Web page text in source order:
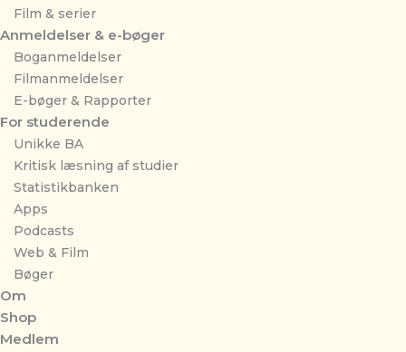
Film & serier
Anmeldelser & e-bøger
Boganmeldelser
Filmanmeldelser
E-bøger & Rapporter
For studerende
Unikke BA
Kritisk læsning af studier
Statistikbanken
Apps
Podcasts
Web & Film
Bøger
Om
Shop
Medlem